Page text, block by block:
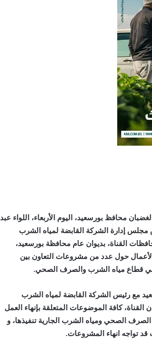
محافظ بورسعيد، اليوم الأربعاء، اللواء عبد
إدارة الشركة القابضة لمياه الشرب
القناة، بديوان عام محافظة بورسعيد،
حول عدد من مشروعات التعاون بين
قطاع مياه الشرب والصرف الصحي.
مع رئيس الشركة القابضة لمياه الشرب
كافة الموضوعات المتعلقة بإنهاء العمل
الصحي ومياه الشرب الجارية تنفيذها، و
تواجه انهاء المشروعات.